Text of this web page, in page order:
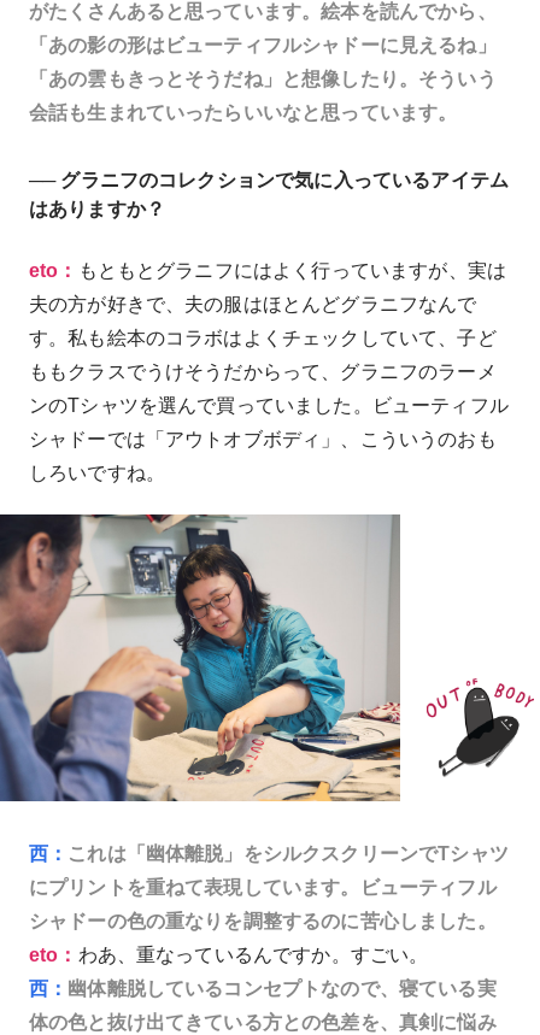
がたくさんあると思っています。絵本を読んでから、
「あの影の形はビューティフルシャドーに見えるね」
「あの雲もきっとそうだね」と想像したり。そういう
会話も生まれていったらいいなと思っています。
── グラニフのコレクションで気に入っているアイテム
はありますか？
eto： もともとグラニフにはよく行っていますが、実は
夫の方が好きで、夫の服はほとんどグラニフなんで
す。私も絵本のコラボはよくチェックしていて、子ど
ももクラスでうけそうだからって、グラニフのラーメ
ンのTシャツを選んで買っていました。ビューティフル
シャドーでは「アウトオブボディ」、こういうのおも
しろいですね。
西： これは「幽体離脱」をシルクスクリーンでTシャツ
にプリントを重ねて表現しています。ビューティフル
シャドーの色の重なりを調整するのに苦心しました。
eto： わあ、重なっているんですか。すごい。
西： 幽体離脱しているコンセプトなので、寝ている実
体の色と抜け出てきている方との色差を、真剣に悩み